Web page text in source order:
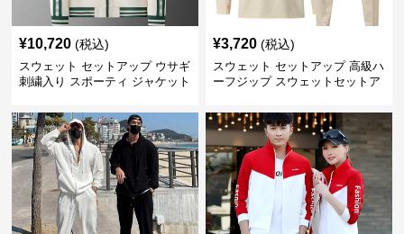
¥10,720 (税込)
スウェット セットアップ ウサギ
刺繍入り スポーティ ジャケット
¥3,720 (税込)
スウェット セットアップ 高級ハ
ーフジップ スウェットセットア